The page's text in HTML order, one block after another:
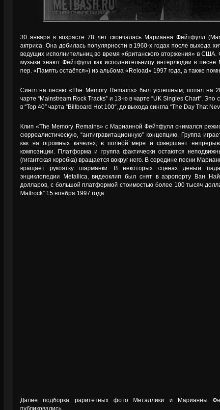
30 января в возрасте 78 лет скончалась Марианна Фейтфулл
актриса. Она добилась популярности в 1960-х годах после выхода
ведущих исполнительниц во время «британского вторжения» в
музыки знают Фейтфулл как исполнительницу интерлюдии в
пер. «Память остаётся») из альбома «Reload» 1997 года, а также
Сингл на песню «The Memory Remains» был успешным, попал на
чарте “Mainstream Rock Tracks” и 13-ю в чарте “UK Singles Chart”.
в “Top 40″ чарта “Billboard Hot 100″, до выхода сингла “The Day That
Клип «The Memory Remains» с Марианной Фейтфулл снимался
сюрреалистическую, “антигравитационную” концепцию. Группа
как на огромных качелях, в полной мере и совершает
композиции. Платформа и группа фактически остаются
(гигантская коробка) вращается вокруг него. В середине песни
вращает рукоятку шарманки. В некоторых сценах деньги
энциклопедии Metallica, видеоклип был снят в аэропорту Ван
долларов, с большой платформой стоимостью более 100 тысяч
Mattrock” 15 ноября 1997 года.
Далее подборка раритетных фото Металлики и Марианны
публиковались.